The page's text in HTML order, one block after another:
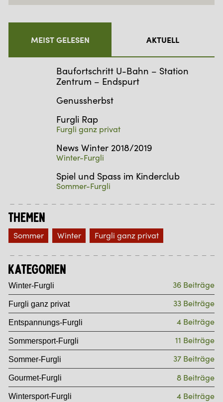
MEIST GELESEN AKTUELL
Baufortschritt U-Bahn – Station
Zentrum – Endspurt
Genussherbst
Furgli Rap
Furgli ganz privat
News Winter 2018/2019
Winter-Furgli
Spiel und Spass im Kinderclub
Sommer-Furgli
Themen
Sommer Winter Furgli ganz privat
Kategorien
Winter-Furgli 36 Beiträge
Furgli ganz privat 33 Beiträge
Entspannungs-Furgli 4 Beiträge
Sommersport-Furgli 11 Beiträge
Sommer-Furgli 37 Beiträge
Gourmet-Furgli 8 Beiträge
Wintersport-Furgli 4 Beiträge